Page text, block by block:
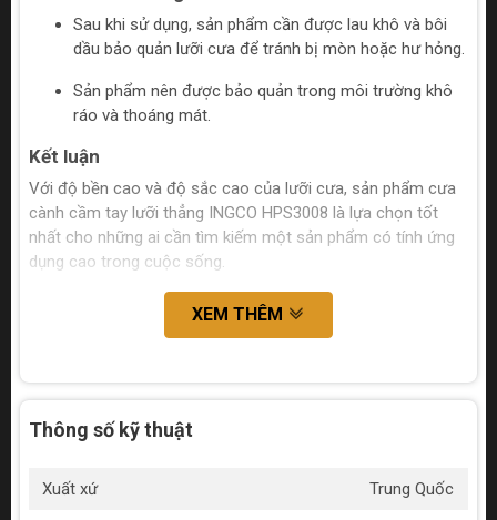
Sau khi sử dụng, sản phẩm cần được lau khô và bôi
dầu bảo quản lưỡi cưa để tránh bị mòn hoặc hư hỏng.
Sản phẩm nên được bảo quản trong môi trường khô
ráo và thoáng mát.
Kết luận
Với độ bền cao và độ sắc cao của lưỡi cưa, sản phẩm cưa
cành cầm tay lưỡi thẳng INGCO HPS3008 là lựa chọn tốt
nhất cho những ai cần tìm kiếm một sản phẩm có tính ứng
dụng cao trong cuộc sống.
XEM THÊM
Thông số kỹ thuật
Xuất xứ Trung Quốc